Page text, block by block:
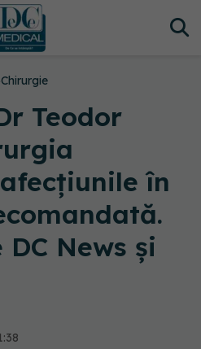
Chirurgie
Teodor
în
News și